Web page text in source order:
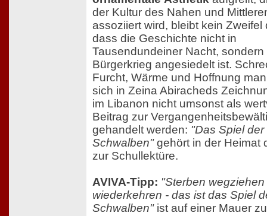
der Kultur des Nahen und
assoziiert wird, bleibt kein Zweifel
dass die Geschichte nicht in
Tausendundeiner Nacht, sondern
Bürgerkrieg angesiedelt ist.
Furcht, Wärme und Hoffnung
sich in Zeina Abiracheds
im Libanon nicht umsonst als
Beitrag zur
gehandelt werden: "Das Spiel der
Schwalben"gehört in der Heimat
zur Schullektüre.
AVIVA-Tipp: "Sterben wegziehen
wiederkehren - das ist das Spiel
Schwalben"ist auf einer Mauer